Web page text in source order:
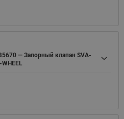
— Запорный клапан SVA-